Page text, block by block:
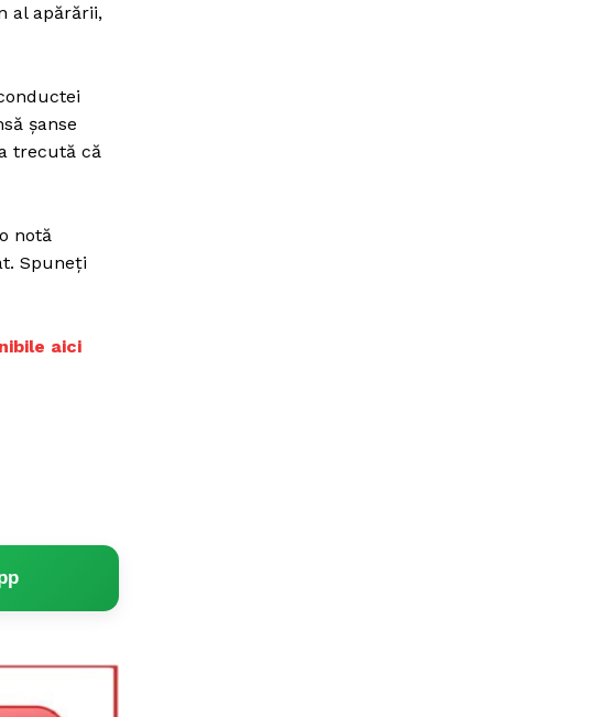
al apărării,
șanse
trecută că
notă
Spuneți
aici